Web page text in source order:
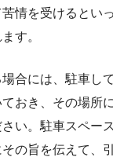
情を受けるとい
す。
合には、駐車し
おき、その場所
い。駐車スペー
の旨を伝えて、